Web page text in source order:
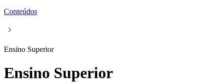
Conteúdos
Ensino Superior
Ensino Superior